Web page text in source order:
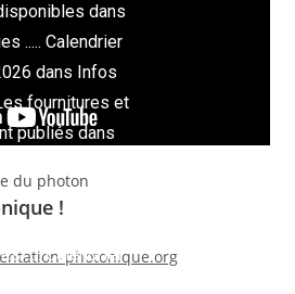
du photon
!
photonique.org
dans
..... Calendrier
dans Infos
fournitures et
publiés dans
et ré-
dans
..... Calendrier